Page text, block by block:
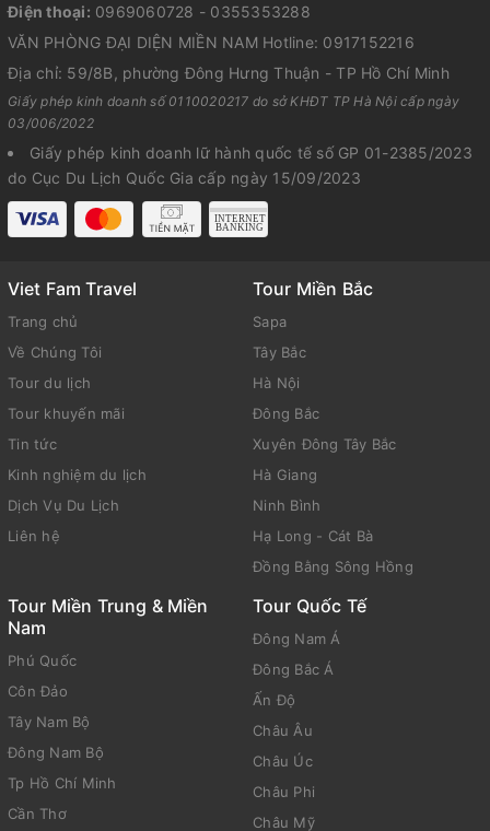
Điện thoại: 0969060728 - 0355353288
VĂN PHÒNG ĐẠI DIỆN MIỀN NAM Hotline: 0917152216
Địa chỉ: 59/8B, phường Đông Hưng Thuận - TP Hồ Chí Minh
Giấy phép kinh doanh số 0110020217 do sở KHĐT TP Hà Nội cấp ngày
03/006/2022
Giấy phép kinh doanh lữ hành quốc tế số GP 01-2385/2023
do Cục Du Lịch Quốc Gia cấp ngày 15/09/2023
Viet Fam Travel
Trang chủ
Về Chúng Tôi
Tour du lịch
Tour khuyến mãi
Tin tức
Kinh nghiệm du lịch
Dịch Vụ Du Lịch
Liên hệ
Tour Miền Bắc
Sapa
Tây Bắc
Hà Nội
Đông Bắc
Xuyên Đông Tây Bắc
Hà Giang
Ninh Bình
Hạ Long - Cát Bà
Đồng Bằng Sông Hồng
Tour Miền Trung & Miền
Nam
Phú Quốc
Côn Đảo
Tây Nam Bộ
Đông Nam Bộ
Tp Hồ Chí Minh
Cần Thơ
Tour Quốc Tế
Đông Nam Á
Đông Bắc Á
Ấn Độ
Châu Âu
Châu Úc
Châu Phi
Châu Mỹ